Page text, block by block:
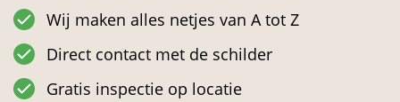
Wij maken alles netjes van A tot Z
Direct contact met de schilder
Gratis inspectie op locatie